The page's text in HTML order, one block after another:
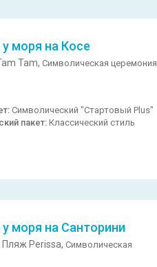
моря на Косе
Tam,Символическая церемония
Символический "Стартовый Plus"
пакет:Классический стиль
моря на Санторини
Пляж Perissa,Символическая